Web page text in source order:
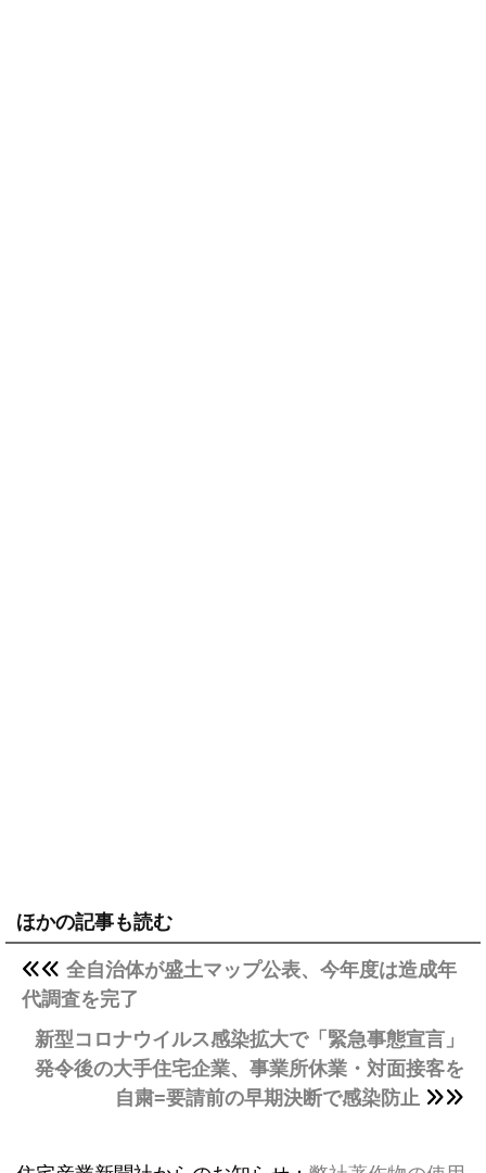
ほかの記事も読む
全自治体が盛土マップ公表、今年度は造成年
代調査を完了
新型コロナウイルス感染拡大で「緊急事態宣言」
発令後の大手住宅企業、事業所休業・対面接客を
自粛=要請前の早期決断で感染防止